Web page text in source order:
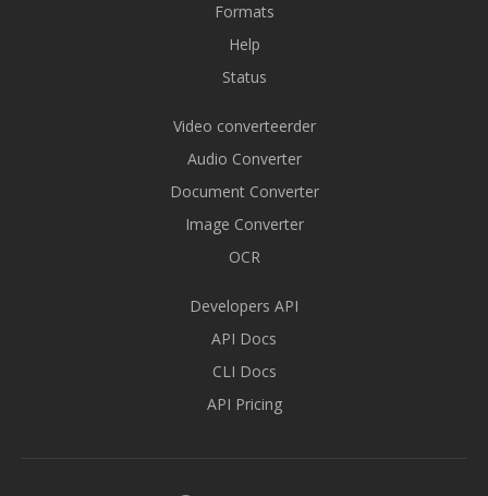
Formats
Help
Status
Video converteerder
Audio Converter
Document Converter
Image Converter
OCR
Developers API
API Docs
CLI Docs
API Pricing